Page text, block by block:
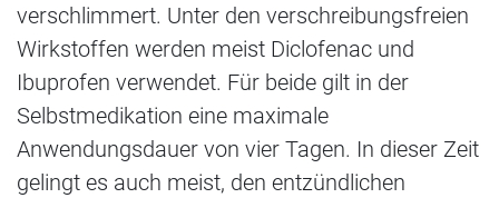
verschlimmert. Unter den verschreibungsfreien
Wirkstoffen werden meist Diclofenac und
Ibuprofen verwendet. Für beide gilt in der
Selbstmedikation eine maximale
Anwendungsdauer von vier Tagen. In dieser Zeit
gelingt es auch meist, den entzündlichen